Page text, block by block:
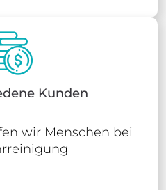
Kunden
wir Menschen bei